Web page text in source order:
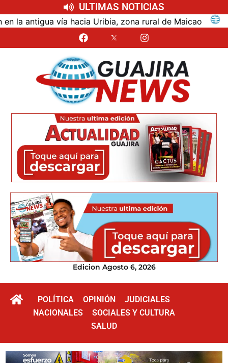
ULTIMAS NOTICIAS
vía hacia Uribia, zona rural de Maicao
Edicion Agosto 6, 2026
POLÍTICA OPINIÓN
JUDICIALES
NACIONALES
SOCIALES Y CULTURA
SALUD